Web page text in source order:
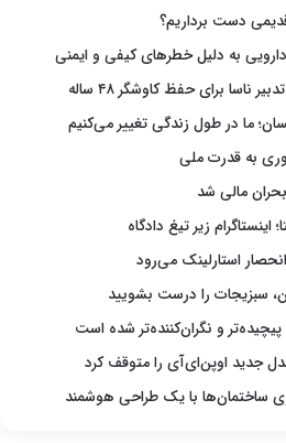
دست برداریم؟
ما در طول زندگی تغییر می‌کنیم
به قدرت ملی
بحران مالی شد
سبزیجات را درست بشویید
پیچیده‌تر و نگران‌کننده‌تر شده است
جدید اوپن‌ای‌آی را متوقف کرد